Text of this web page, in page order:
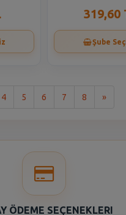
319,60
Şube
4 5 6 7 8 »Son
ÖDEME SEÇENEKLERI